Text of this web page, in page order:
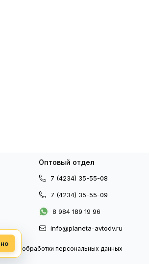
Оптовый отдел
7 (4234) 35-55-08
7 (4234) 35-55-09
8 984 189 19 96
info@planeta-avtodv.ru
обработки персональных данных